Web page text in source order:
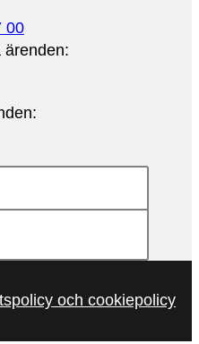
00
ärenden:
och cookiepolicy